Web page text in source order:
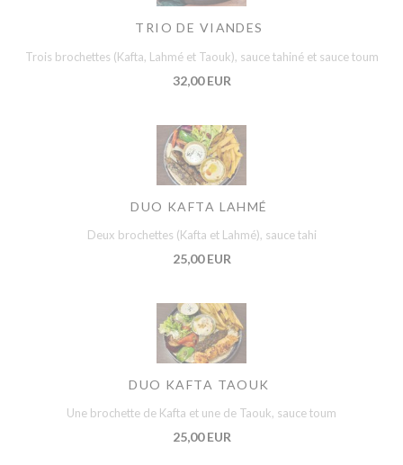
TRIO DE VIANDES
Trois brochettes (Kafta, Lahmé et Taouk), sauce tahiné et sauce toum
32,00 EUR
DUO KAFTA LAHMÉ
Deux brochettes (Kafta et Lahmé), sauce tahi
25,00 EUR
DUO KAFTA TAOUK
Une brochette de Kafta et une de Taouk, sauce toum
25,00 EUR